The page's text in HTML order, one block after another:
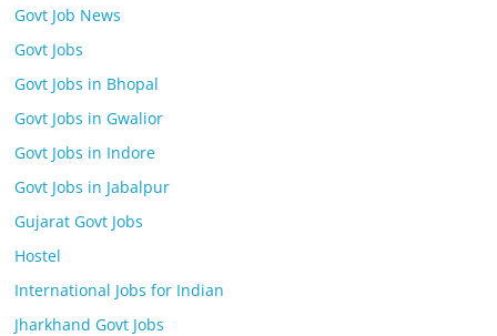
Govt Job News
Govt Jobs
Govt Jobs in Bhopal
Govt Jobs in Gwalior
Govt Jobs in Indore
Govt Jobs in Jabalpur
Gujarat Govt Jobs
Hostel
International Jobs for Indian
Jharkhand Govt Jobs